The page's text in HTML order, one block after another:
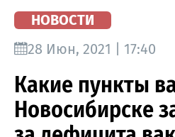
НОВОСТИ
28 Июн, 2021 | 17:40
Какие пункты
Новосибирске